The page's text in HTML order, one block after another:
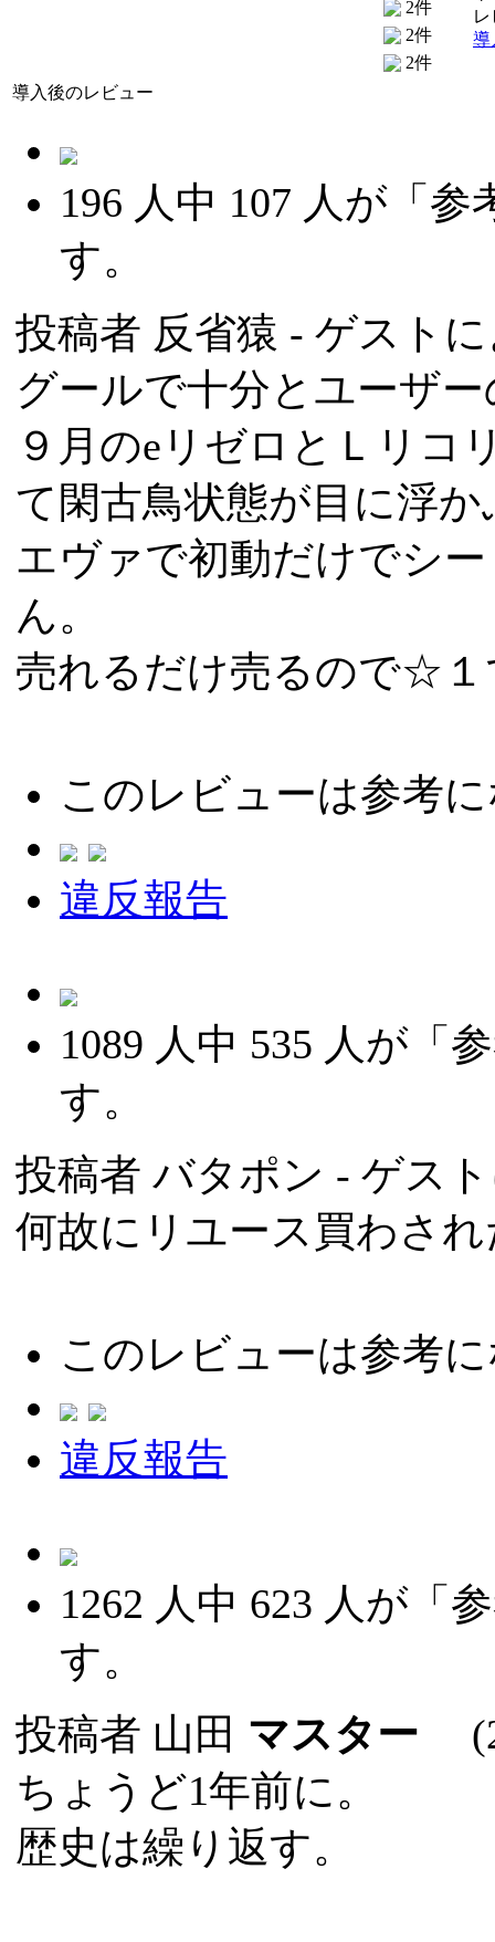
2件
2件
2件
導
導入後のレビュー
196 人中 107 人が「参
す。
投稿者 反省猿 - ゲスト
グールで十分とユーザ
９月のeリゼロとＬリコ
て閑古鳥状態が目に浮か
エヴァで初動だけでシ
ん。
売れるだけ売るので☆１
このレビューは参考
違反報告
1089 人中 535 人が「
す。
投稿者 バタポン - ゲス
何故にリユース買わさ
このレビューは参考
違反報告
1262 人中 623 人が「
す。
投稿者 山田 マスター
ちょうど1年前に。
歴史は繰り返す。